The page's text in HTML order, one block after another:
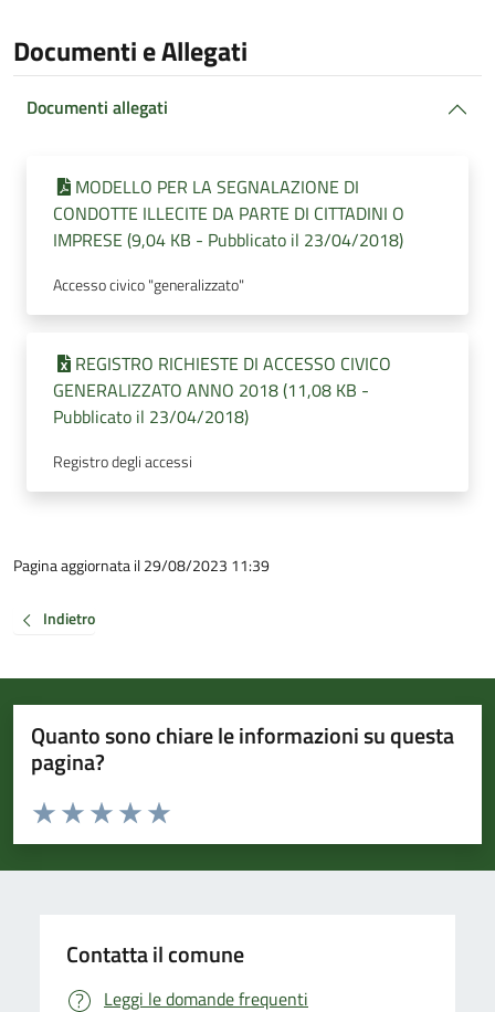
Documenti e Allegati
Documenti allegati
MODELLO PER LA SEGNALAZIONE DI
CONDOTTE ILLECITE DA PARTE DI CITTADINI O
IMPRESE (9,04 KB - Pubblicato il 23/04/2018)
Accesso civico "generalizzato"
REGISTRO RICHIESTE DI ACCESSO CIVICO
GENERALIZZATO ANNO 2018 (11,08 KB -
Pubblicato il 23/04/2018)
Registro degli accessi
Pagina aggiornata il 29/08/2023 11:39
Indietro
Quanto sono chiare le informazioni su questa
pagina?
Valuta da 1 a 5 stelle la pagina
Valuta 5 stelle su 5
Valuta 4 stelle su 5
Valuta 3 stelle su 5
Valuta 2 stelle su 5
Valuta 1 stelle su 5
Contatta il comune
Leggi le domande frequenti